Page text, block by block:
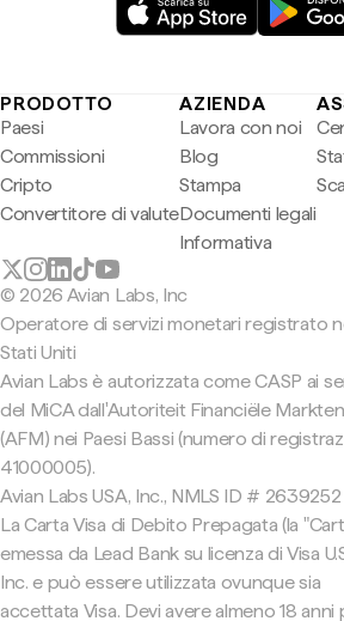
PRODOTTO
Paesi
Commissioni
Cripto
Convertitore di valute
AZIENDA
Lavora con noi
Blog
Stampa
Documenti legali
Informativa
© 2026 Avian Labs, Inc
Operatore di servizi monetari registrato
Stati Uniti
Avian Labs è autorizzata come CASP ai
del MiCA dall'Autoriteit Financiële Markten
(AFM) nei Paesi Bassi (numero di
41000005).
Avian Labs USA, Inc., NMLS ID # 2639252
La Carta Visa di Debito Prepagata (la
emessa da Lead Bank su licenza di Visa
Inc. e può essere utilizzata ovunque sia
accettata Visa. Devi avere almeno 18 anni